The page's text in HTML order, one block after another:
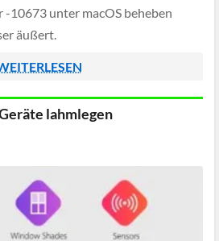
-10673 unter macOS beheben
äußert.
lahmlegen